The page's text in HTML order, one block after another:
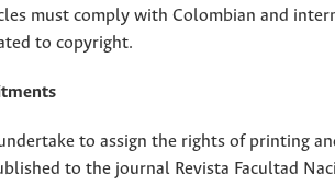
must comply with Colombian and
to copyright.
to assign the rights of printing
to the journal Revista Facultad